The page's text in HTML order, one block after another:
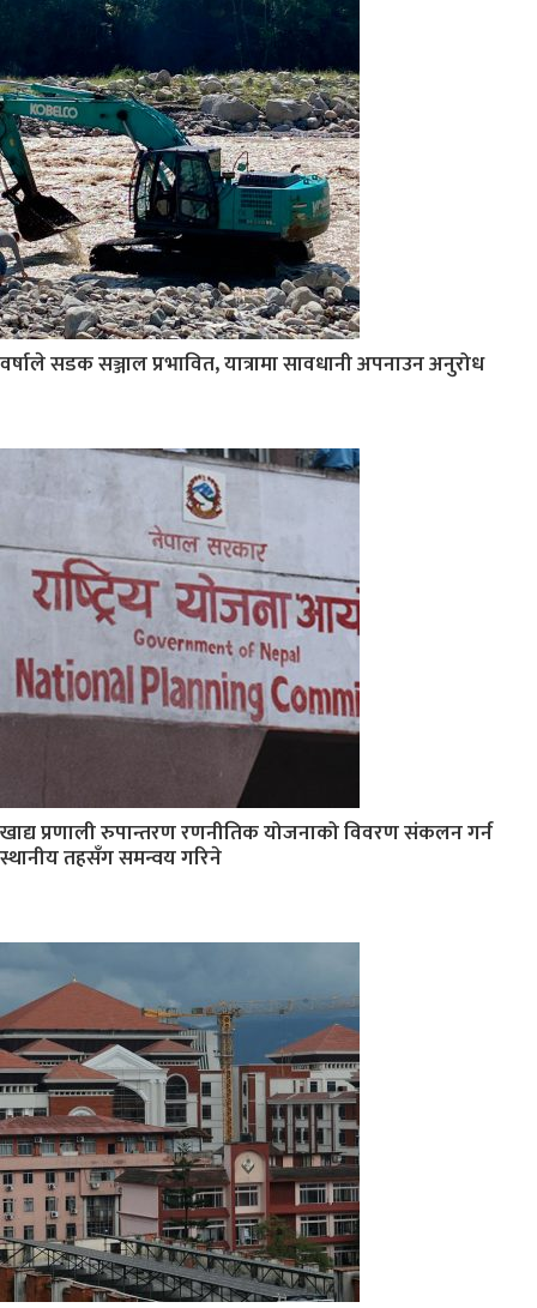
वर्षाले सडक सञ्जाल प्रभावित, यात्रामा सावधानी अपनाउन अनुरोध
खाद्य प्रणाली रुपान्तरण रणनीतिक योजनाको विवरण संकलन गर्न
स्थानीय तहसँग समन्वय गरिने